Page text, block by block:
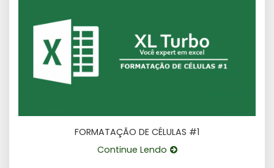
FORMATAÇÃO DE CÉLULAS #1
Continue Lendo